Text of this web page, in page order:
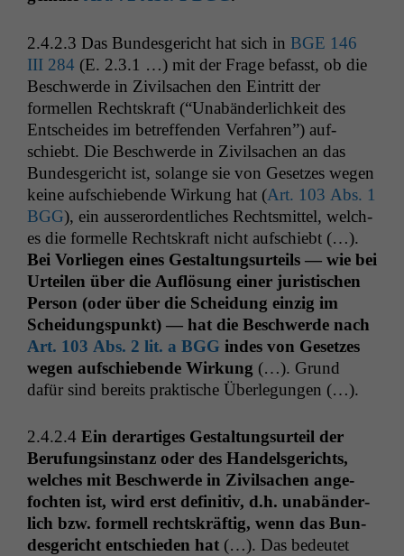
2.4.2.3 Das Bun­des­gericht hat sich in BGE 146
III 284 (E. 2.3.1 …) mit der Frage befasst, ob die
Beschw­erde in Zivil­sachen den Ein­tritt der
formellen Recht­skraft (“Unabän­der­lichkeit des
Entschei­des im betr­e­f­fend­en Ver­fahren”) auf­
schiebt. Die Beschw­erde in Zivil­sachen an das
Bun­des­gericht ist, solange sie von Geset­zes wegen
keine auf­schiebende Wirkung hat (Art. 103 Abs. 1
BGG), ein ausseror­dentlich­es Rechtsmit­tel, welch­
es die formelle Recht­skraft nicht aufschiebt (…).
Bei Vor­liegen eines Gestal­tung­surteils — wie bei
Urteilen über die Auflö­sung ein­er juris­tis­chen
Per­son (oder über die Schei­dung einzig im
Schei­dungspunkt) — hat die Beschw­erde nach
Art. 103 Abs. 2 lit. a BGG indes von Geset­zes
wegen auf­schiebende Wirkung (…). Grund
dafür sind bere­its prak­tis­che Überlegungen (…).
2.4.2.4 Ein der­ar­tiges Gestal­tung­surteil der
Beru­fungsin­stanz oder des Han­dels­gerichts,
welch­es mit Beschw­erde in Zivil­sachen ange­
focht­en ist, wird erst defin­i­tiv, d.h. unabän­der­
lich bzw. formell recht­skräftig, wenn das Bun­
des­gericht entsch­ieden hat (…). Das bedeutet